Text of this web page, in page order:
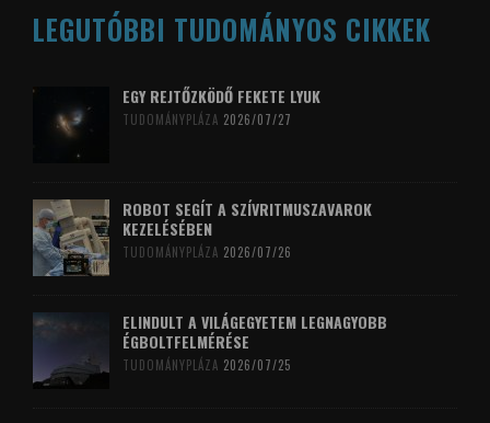
LEGUTÓBBI TUDOMÁNYOS CIKKEK
EGY REJTŐZKÖDŐ FEKETE LYUK
TUDOMÁNYPLÁZA 2026/07/27
ROBOT SEGÍT A SZÍVRITMUSZAVAROK
KEZELÉSÉBEN
TUDOMÁNYPLÁZA 2026/07/26
ELINDULT A VILÁGEGYETEM LEGNAGYOBB
ÉGBOLTFELMÉRÉSE
TUDOMÁNYPLÁZA 2026/07/25